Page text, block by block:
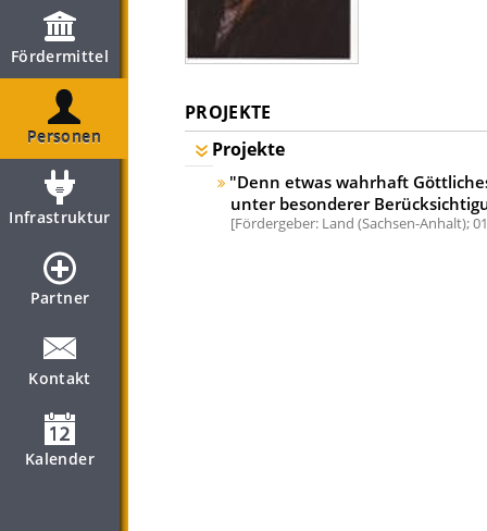
Fördermittel
Personen
Infrastruktur
Partner
Kontakt
Kalender
PROJEKTE
Projekte
"Denn etwas wahrhaft
unter besonderer
Fördergeber: Land (Sachsen-Anhalt);